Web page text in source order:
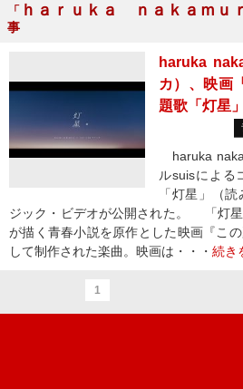
「 ｈａｒｕｋａ ｎａｋａｍｕ
事
haruka
カ）、映画
題歌「灯星
haruka
ルsuisによる
「灯星」（
ジック・ビデオが公開された。 「灯星
が描く青春小説を原作とした映画『こ
して制作された楽曲。映画は・・・ 続き
1